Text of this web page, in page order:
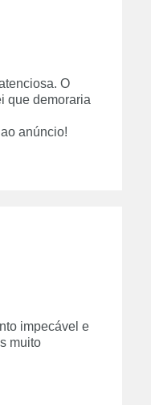
O
que demoraria
anúncio!
impecável e
muito